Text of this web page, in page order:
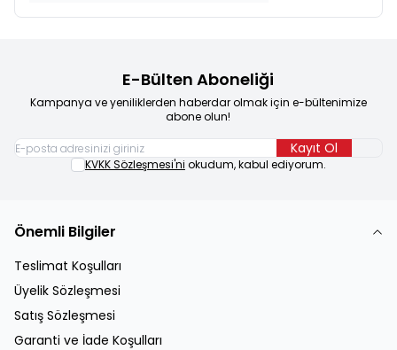
E-Bülten Aboneliği
Kampanya ve yeniliklerden haberdar olmak için e-bültenimize
abone olun!
Kayıt Ol
KVKK Sözleşmesi'ni okudum, kabul ediyorum.
Önemli Bilgiler
Teslimat Koşulları
Üyelik Sözleşmesi
Satış Sözleşmesi
Garanti ve İade Koşulları